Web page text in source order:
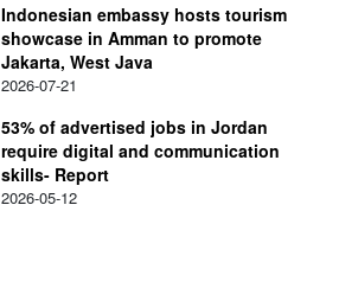
Indonesian embassy hosts tourism
showcase in Amman to promote
Jakarta, West Java
2026-07-21
53% of advertised jobs in Jordan
require digital and communication
skills- Report
2026-05-12